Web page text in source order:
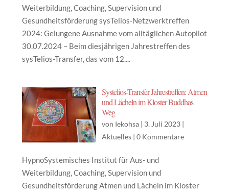
Weiterbildung, Coaching, Supervision und
Gesundheitsförderung sysTelios-Netzwerktreffen
2024: Gelungene Ausnahme vom alltäglichen Autopilot
30.07.2024 – Beim diesjährigen Jahrestreffen des
sysTelios-Transfer, das vom 12....
Systelios-Transfer Jahrestreffen: Atmen
und Lächeln im Kloster Buddhas
Weg
von Iekohsa| 3. Juli 2023|
Aktuelles| 0 Kommentare
HypnoSystemisches Institut für Aus- und
Weiterbildung, Coaching, Supervision und
Gesundheitsförderung Atmen und Lächeln im Kloster